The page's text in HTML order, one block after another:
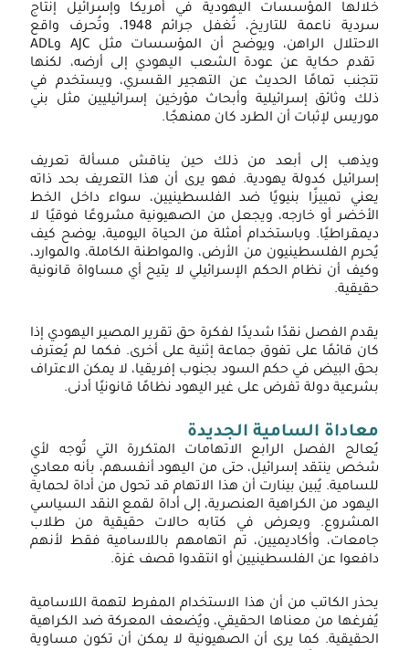
خلالها المؤسسات اليهودية في أمريكا وإسرائيل إنتاج
سردية ناعمة للتاريخ، تُغفل جرائم 1948، وتُحرف واقع
الاحتلال الراهن، ويوضح أن المؤسسات مثل AJC وADL
تقدم حكاية عن عودة الشعب اليهودي إلى أرضه، لكنها
تتجنب تمامًا الحديث عن التهجير القسري، ويستخدم في
ذلك وثائق إسرائيلية وأبحاث مؤرخين إسرائيليين مثل بني
موريس لإثبات أن الطرد كان ممنهجًا.
ويذهب إلى أبعد من ذلك حين يناقش مسألة تعريف
إسرائيل كدولة يهودية. فهو يرى أن هذا التعريف بحد ذاته
يعني تمييزًا بنيويًا ضد الفلسطينيين، سواء داخل الخط
الأخضر أو خارجه، ويجعل من الصهيونية مشروعًا فوقيًا لا
ديمقراطيًا. وباستخدام أمثلة من الحياة اليومية، يوضح كيف
يُحرم الفلسطينيون من الأرض، والمواطنة الكاملة، والموارد،
وكيف أن نظام الحكم الإسرائيلي لا يتيح أي مساواة قانونية
حقيقية.
يقدم الفصل نقدًا شديدًا لفكرة حق تقرير المصير اليهودي إذا
كان قائمًا على تفوق جماعة إثنية على أخرى. فكما لم يُعترف
بحق البيض في حكم السود بجنوب إفريقيا، لا يمكن الاعتراف
بشرعية دولة تفرض على غير اليهود نظامًا قانونيًا أدنى.
معاداة السامية الجديدة
يُعالج الفصل الرابع الاتهامات المتكررة التي تُوجه لأي
شخص ينتقد إسرائيل، حتى من اليهود أنفسهم، بأنه معادي
للسامية. يُبين بينارت أن هذا الاتهام قد تحول من أداة لحماية
اليهود من الكراهية العنصرية، إلى أداة لقمع النقد السياسي
المشروع. ويعرض في كتابه حالات حقيقية من طلاب
جامعات، وأكاديميين، تم اتهامهم باللاسامية فقط لأنهم
دافعوا عن الفلسطينيين أو انتقدوا قصف غزة.
يحذر الكاتب من أن هذا الاستخدام المفرط لتهمة اللاسامية
يُفرغها من معناها الحقيقي، ويُضعف المعركة ضد الكراهية
الحقيقية. كما يرى أن الصهيونية لا يمكن أن تكون مساوية